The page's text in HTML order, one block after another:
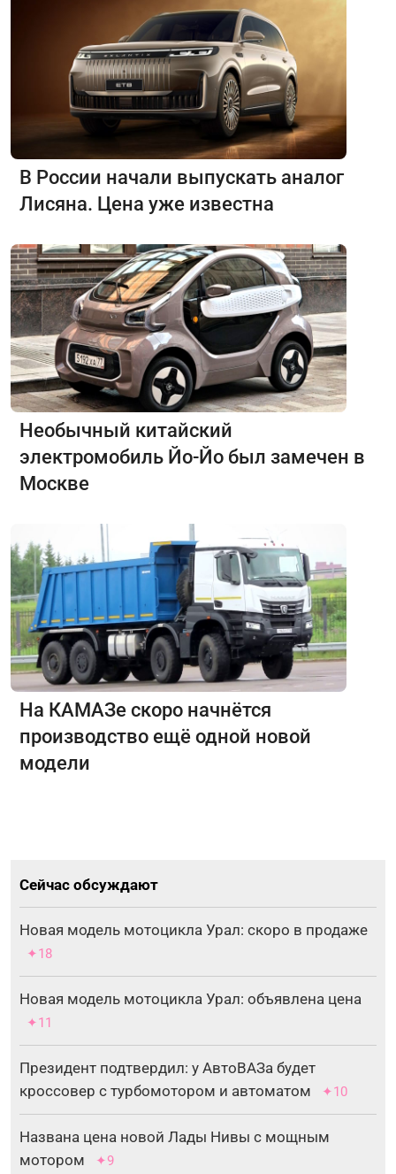
В России начали выпускать аналог
Лисяна. Цена уже известна
Необычный китайский
электромобиль Йо-Йо был замечен в
Москве
На КАМАЗе скоро начнётся
производство ещё одной новой
модели
Сейчас обсуждают
Новая модель мотоцикла Урал: скоро в продаже
✦18
Новая модель мотоцикла Урал: объявлена цена
✦11
Президент подтвердил: у АвтоВАЗа будет
кроссовер с турбомотором и автоматом
✦10
Названа цена новой Лады Нивы с мощным
мотором
✦9